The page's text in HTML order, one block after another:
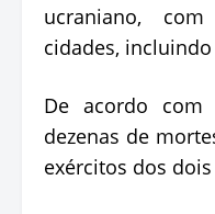
ucraniano,
cidades,
De acordo com
dezenas de
exércitos dos